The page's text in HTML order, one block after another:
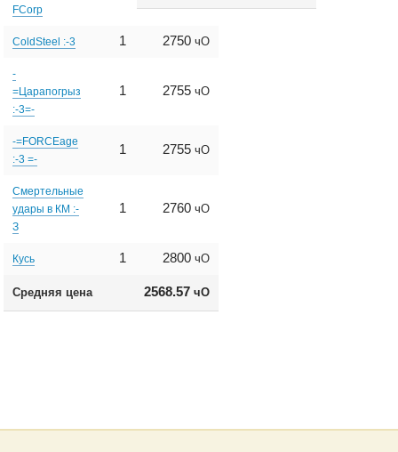
Средняя цена 2568.57 чО
FCorp
ColdSteel :-3 1 2750 чО
-
=Царапогрыз
:-3=-
1 2755 чО
-=FORCEage
:-3 =-
1 2755 чО
Смертельные
удары в КМ :-
З
1 2760 чО
Кусь 1 2800 чО